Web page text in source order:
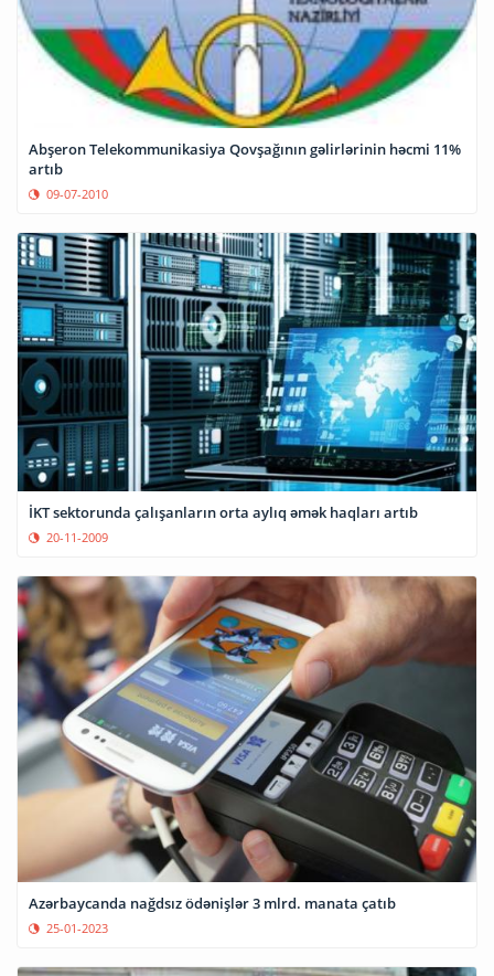
Abşeron Telekommunikasiya Qovşağının gəlirlərinin həcmi 11%
artıb
09-07-2010
İKT sektorunda çalışanların orta aylıq əmək haqları artıb
20-11-2009
Azərbaycanda nağdsız ödənişlər 3 mlrd. manata çatıb
25-01-2023